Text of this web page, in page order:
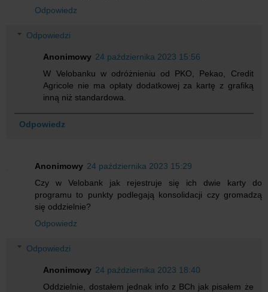
Odpowiedz
Odpowiedzi
Anonimowy 24 października 2023 15:56
W Velobanku w odróżnieniu od PKO, Pekao, Credit
Agricole nie ma opłaty dodatkowej za kartę z grafiką
inną niż standardowa.
Odpowiedz
Anonimowy 24 października 2023 15:29
Czy w Velobank jak rejestruje się ich dwie karty do
programu to punkty podlegają konsolidacji czy gromadzą
się oddzielnie?
Odpowiedz
Odpowiedzi
Anonimowy 24 października 2023 18:40
Oddzielnie, dostałem jednak info z BCh jak pisałem że